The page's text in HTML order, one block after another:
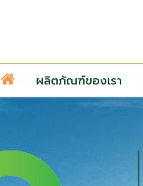
ผลิตภัณฑ์ของเรา